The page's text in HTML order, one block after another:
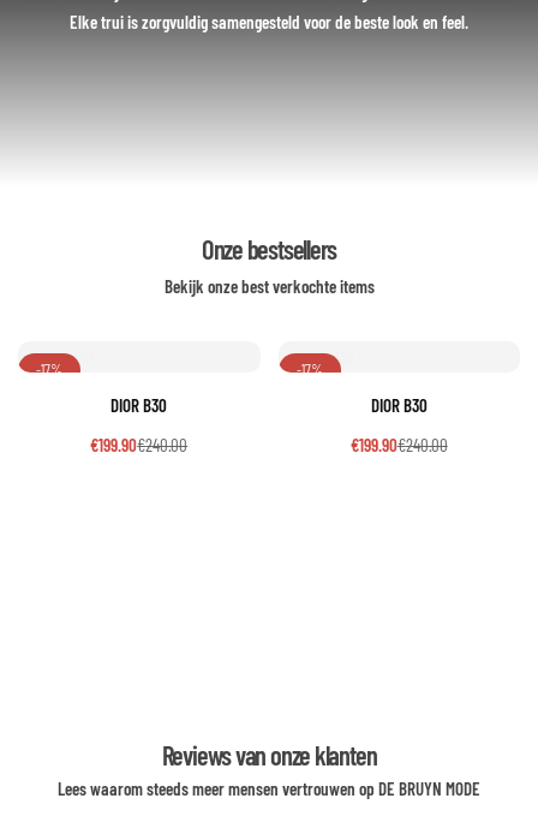
Elke trui is zorgvuldig samengesteld voor de beste look en feel.
Onze bestsellers
Bekijk onze best verkochte items
-17%
DIOR B30
€240.00
€199.90
-17%
DIOR B30
€240.00
€199.90
Reviews van onze klanten
Lees waarom steeds meer mensen vertrouwen op DE BRUYN MODE